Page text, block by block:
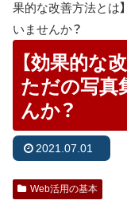
果的な改善方法とは
いませんか？
【効果的な
ただの写真
んか？
2021.07.01
Web活用の基本